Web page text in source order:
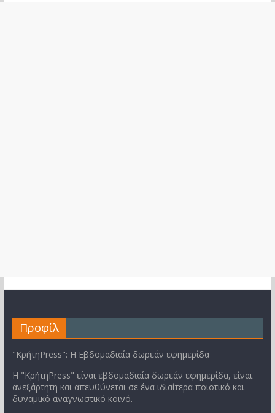
Προφίλ
"ΚρήτηPress": Η Εβδομαδιαία δωρεάν εφημερίδα
Η "ΚρήτηPress" είναι εβδομαδιαία δωρεάν εφημερίδα, είναι
ανεξάρτητη και απευθύνεται σε ένα ιδιαίτερα ποιοτικό και
δυναμικό αναγνωστικό κοινό.